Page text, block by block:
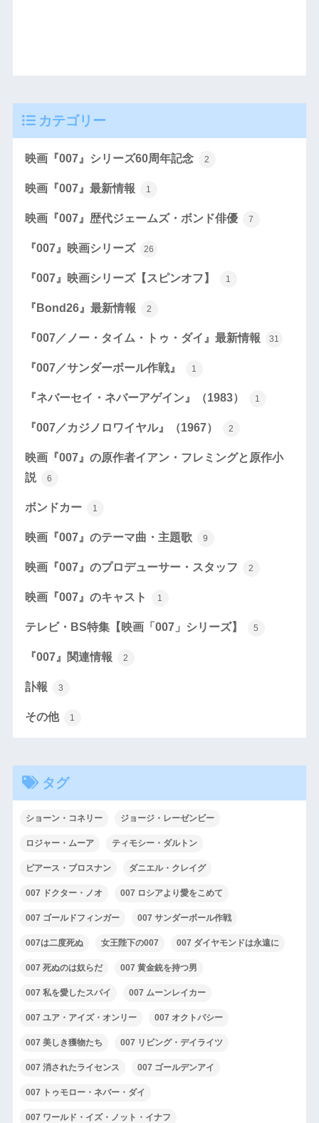
カテゴリー
映画『007』シリーズ60周年記念 2
映画『007』最新情報 1
映画『007』歴代ジェームズ・ボンド俳優 7
『007』映画シリーズ 26
『007』映画シリーズ【スピンオフ】 1
『Bond26』最新情報 2
『007／ノー・タイム・トゥ・ダイ』最新情報 31
『007／サンダーボール作戦』 1
『ネバーセイ・ネバーアゲイン』（1983） 1
『007／カジノロワイヤル』（1967） 2
映画『007』の原作者イアン・フレミングと原作小
説
6
ボンドカー 1
映画『007』のテーマ曲・主題歌 9
映画『007』のプロデューサー・スタッフ 2
映画『007』のキャスト 1
テレビ・BS特集【映画「007」シリーズ】 5
『007』関連情報 2
訃報 3
その他 1
タグ
ショーン・コネリー ジョージ・レーゼンビー
ロジャー・ムーア ティモシー・ダルトン
ピアース・ブロスナン ダニエル・クレイグ
007 ドクター・ノオ 007 ロシアより愛をこめて
007 ゴールドフィンガー 007 サンダーボール作戦
007は二度死ぬ 女王陛下の007 007 ダイヤモンドは永遠に
007 死ぬのは奴らだ 007 黄金銃を持つ男
007 私を愛したスパイ 007 ムーンレイカー
007 ユア・アイズ・オンリー 007 オクトパシー
007 美しき獲物たち 007 リビング・デイライツ
007 消されたライセンス 007 ゴールデンアイ
007 トゥモロー・ネバー・ダイ
007 ワールド・イズ・ノット・イナフ